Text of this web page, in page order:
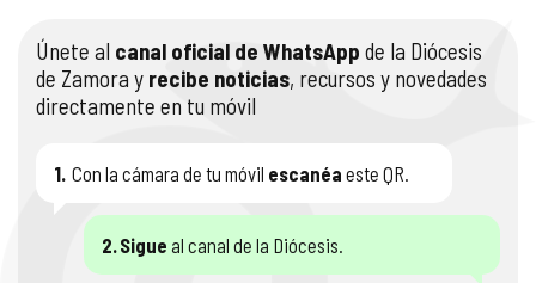
Únete al canal oficial de WhatsApp de la Diócesis
de Zamora y recibe noticias, recursos y novedades
directamente en tu móvil
1. Con la cámara de tu móvil escanéa este QR.
2.Sigue al canal de la Diócesis.